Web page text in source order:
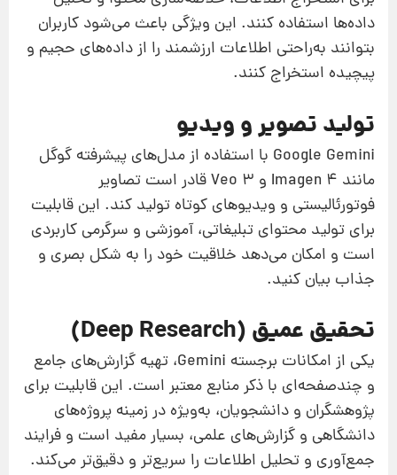
داده‌ها استفاده کنند. این ویژگی باعث می‌شود کاربران
بتوانند به‌راحتی اطلاعات ارزشمند را از داده‌های حجیم و
پیچیده استخراج کنند.
تولید تصویر و ویدیو
Google Gemini با استفاده از مدل‌های پیشرفته گوگل
مانند Imagen 4 و Veo 3 قادر است تصاویر
فوتورئالیستی و ویدیوهای کوتاه تولید کند. این قابلیت
برای تولید محتوای تبلیغاتی، آموزشی و سرگرمی کاربردی
است و امکان می‌دهد خلاقیت خود را به شکل بصری و
جذاب بیان کنید.
تحقیق عمیق (Deep Research)
یکی از امکانات برجسته Gemini، تهیه گزارش‌های جامع
و چندصفحه‌ای با ذکر منابع معتبر است. این قابلیت برای
پژوهشگران و دانشجویان، به‌ویژه در زمینه پروژه‌های
دانشگاهی و گزارش‌های علمی، بسیار مفید است و فرایند
جمع‌آوری و تحلیل اطلاعات را سریع‌تر و دقیق‌تر می‌کند.